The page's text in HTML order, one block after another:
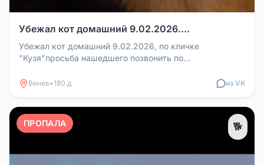
Убежал кот домашний 9.02.2026....
Убежал кот домашний 9.02.2026, по кличке
"Кузя"просьба нашедшего позвонить по
Венев•180 д из VK
ПРОПАЛА 🐕